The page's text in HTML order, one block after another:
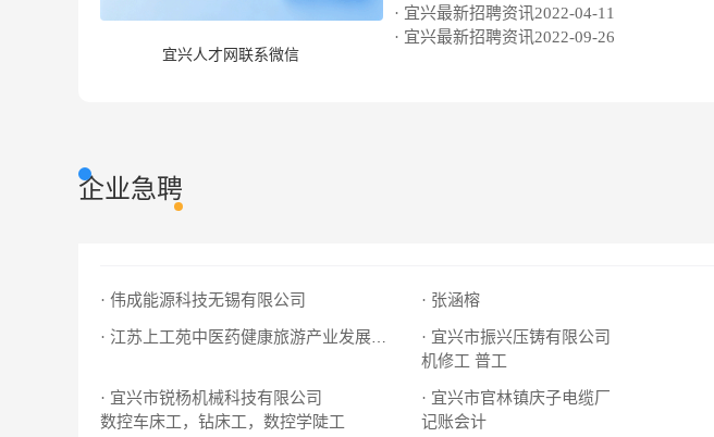
宜兴人才网联系微信
· 宜兴最新招聘资讯2022-04-11
· 宜兴最新招聘资讯2022-09-26
企业急聘
· 伟成能源科技无锡有限公司 · 张涵榕
· 江苏上工苑中医药健康旅游产业发展有限公司
· 宜兴市振兴压铸有限公司
机修工 普工
· 宜兴市锐杨机械科技有限公司
数控车床工，钻床工，数控学陡工
· 宜兴市官林镇庆子电缆厂
记账会计